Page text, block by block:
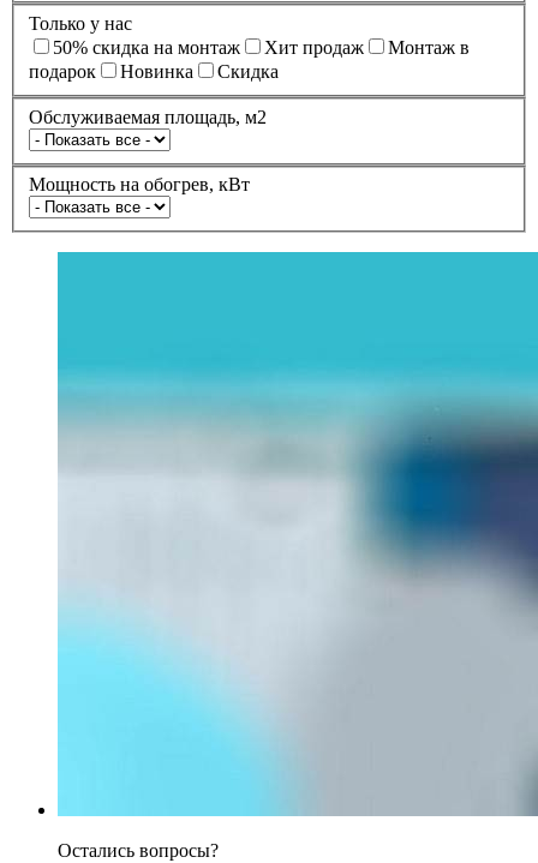
Только у нас
50% cкидка на монтаж
Xит продаж
Монтаж в
подарок
Новинка Скидка
Обслуживаемая площадь, м2
Мощность на обогрев, кВт
Остались вопросы?